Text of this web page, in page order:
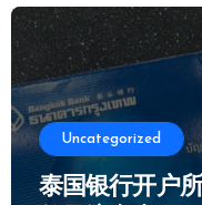
Uncategorized
泰国银行开户